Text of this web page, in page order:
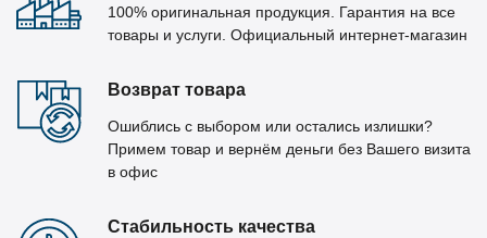
100% оригинальная продукция. Гарантия на все
товары и услуги. Официальный интернет-магазин
Возврат товара
Ошиблись с выбором или остались излишки?
Примем товар и вернём деньги без Вашего визита
в офис
Стабильность качества